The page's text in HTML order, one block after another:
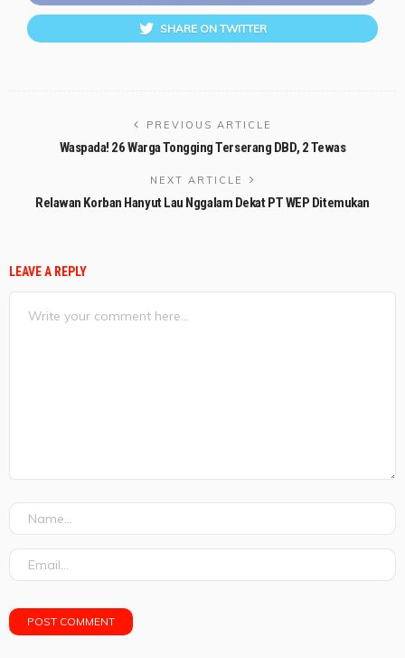
SHARE ON TWITTER
PREVIOUS ARTICLE
Waspada! 26 Warga Tongging Terserang DBD, 2 Tewas
NEXT ARTICLE
Relawan Korban Hanyut Lau Nggalam Dekat PT WEP Ditemukan
LEAVE A REPLY